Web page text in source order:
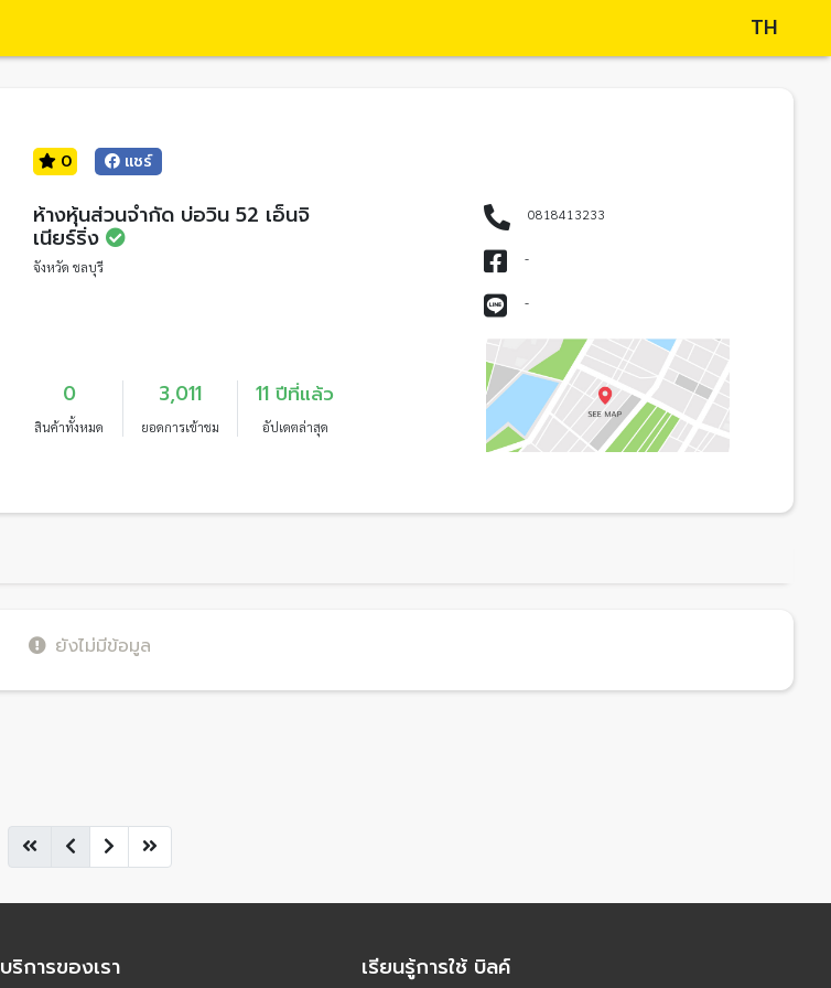
TH
0 แชร์
ห้างหุ้นส่วนจำกัด บ่อวิน 52 เอ็นจิ
เนียร์ริ่ง
จังหวัด ชลบุรี
0
สินค้าทั้งหมด
3,011
ยอดการเข้าชม
11 ปีที่แล้ว
อัปเดตล่าสุด
0818413233
-
-
ยังไม่มีข้อมูล
บริการของเรา เรียนรู้การใช้ บิลค์